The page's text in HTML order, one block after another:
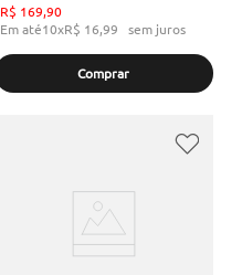
R$ 169,90
Em até10xR$ 16,99 sem juros
Comprar